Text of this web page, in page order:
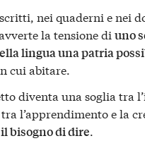
nei quaderni e nei
la tensione di uno
lingua una patria
cui abitare.
diventa una soglia tra
l’apprendimento e la
bisogno di dire.